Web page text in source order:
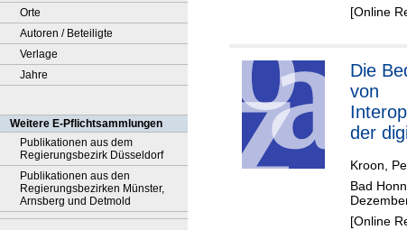
Orte
Autoren / Beteiligte
Verlage
Jahre
Weitere E-Pflichtsammlungen
Publikationen aus dem
Regierungsbezirk Düsseldorf
Publikationen aus den
Regierungsbezirken Münster,
Arnsberg und Detmold
[Online
Die Bedeutung
von
der
en in
Kroon,
Bad
[Online